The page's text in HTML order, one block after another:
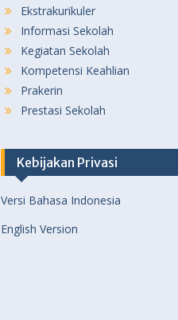
Ekstrakurikuler
Informasi Sekolah
Kegiatan Sekolah
Kompetensi Keahlian
Prakerin
Prestasi Sekolah
Kebijakan Privasi
Versi Bahasa Indonesia
English Version